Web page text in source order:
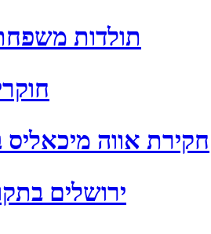
תולדות
חקירת אווה מיכאליס
ירושלים